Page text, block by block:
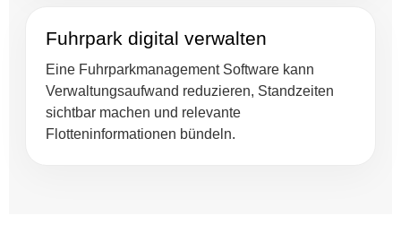
Fuhrpark digital verwalten
Eine Fuhrparkmanagement Software kann
Verwaltungsaufwand reduzieren, Standzeiten
sichtbar machen und relevante
Flotteninformationen bündeln.